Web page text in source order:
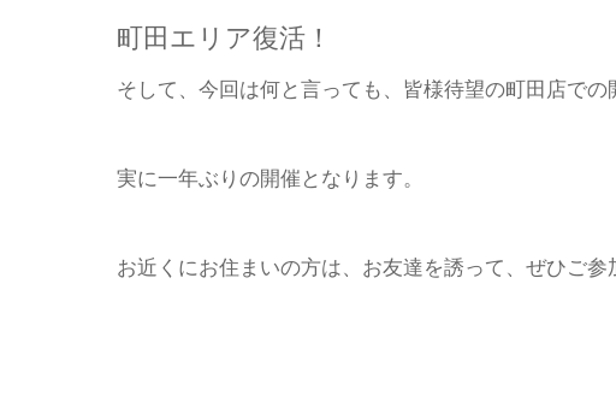
町田エリア復活！
そして、今回は何と言っても、皆様待望の町田店での
実に一年ぶりの開催となります。
お近くにお住まいの方は、お友達を誘って、ぜひご参